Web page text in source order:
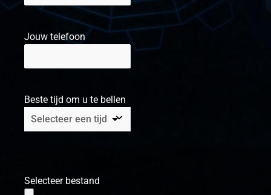
Jouw telefoon
Beste tijd om u te bellen
Selecteer bestand